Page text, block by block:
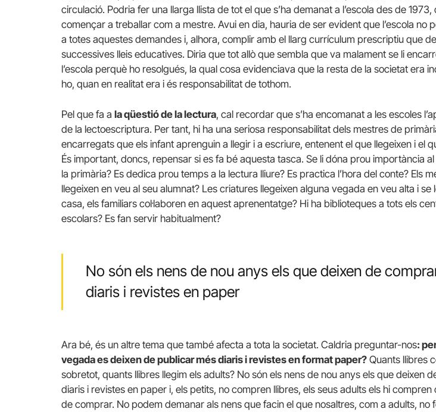
circulació. Podria fer una llarga llista de tot el que s’ha demanat a l’escola des de 1973,
començar a treballar com a mestre. Avui en dia, hauria de ser evident que l’escola no
a totes aquestes demandes i, alhora, complir amb el llarg currículum prescriptiu que
successives lleis educatives. Diria que tot allò que sembla que va malament se li
l’escola perquè ho resolgués, la qual cosa evidenciava que la resta de la societat era
ho, quan en realitat era i és responsabilitat de tothom.
Pel que fa a la qüestió de la lectura, cal recordar que s’ha encomanat a les escoles
de la lectoescriptura. Per tant, hi ha una seriosa responsabilitat dels mestres de
encarregats que els infant aprenguin a llegir i a escriure, entenent el que llegeixen i el
És important, doncs, repensar si es fa bé aquesta tasca. Se li dóna prou importància
la primària? Es dedica prou temps a la lectura lliure? Es practica l’hora del conte? Els
llegeixen en veu al seu alumnat? Les criatures llegeixen alguna vegada en veu alta i se
casa, els familiars col·laboren en aquest aprenentatge? Hi ha biblioteques a tots els
escolars? Es fan servir habitualment?
No són els nens de nou anys els que deixen de
diaris i revistes en paper
Ara bé, és un altre tema que també afecta a tota la societat. Caldria preguntar-nos:
vegada es deixen de publicar més diaris i revistes en format paper? Quants llibres
sobretot, quants llibres llegim els adults? No són els nens de nou anys els que deixen
diaris i revistes en paper i, els petits, no compren llibres, els seus adults els hi compren
de comprar. No podem demanar als nens que facin el que nosaltres, com a adults, no